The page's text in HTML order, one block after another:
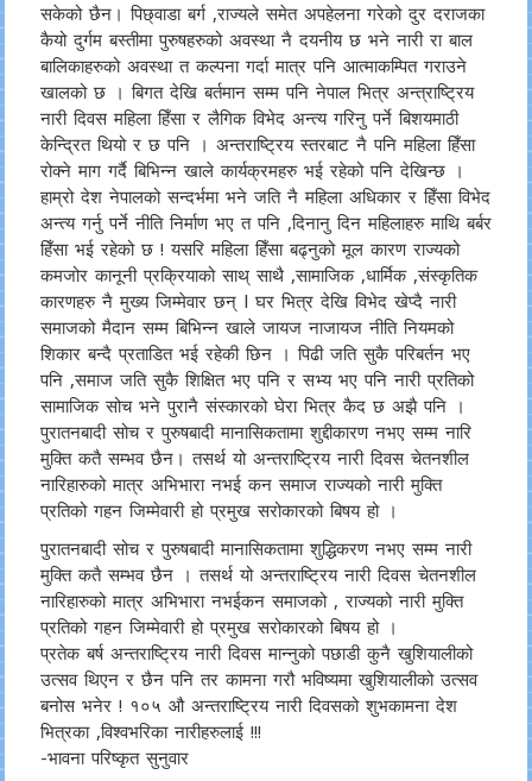
सकेको छैन। पिछ्वाडा बर्ग ,राज्यले समेत अपहेलना गरेको दुर दराजका
कैयो दुर्गम बस्तीमा पुरुषहरुको अवस्था नै दयनीय छ भने नारी रा बाल
बालिकाहरुको अवस्था त कल्पना गर्दा मात्र पनि आत्माकम्पित गराउने
खालको छ । बिगत देखि बर्तमान सम्म पनि नेपाल भित्र अन्त्राष्ट्रिय
नारी दिवस महिला हिँसा र लैगिक विभेद अन्त्य गरिनु पर्ने बिशयमाठी
केन्द्रित थियो र छ पनि । अन्तराष्ट्रिय स्तरबाट नै पनि महिला हिँसा
रोक्ने माग गर्दै बिभिन्न खाले कार्यक्रमहरु भई रहेको पनि देखिन्छ ।
हाम्रो देश नेपालको सन्दर्भमा भने जति नै महिला अधिकार र हिँसा विभेद
अन्त्य गर्नु पर्ने नीति निर्माण भए त पनि ,दिनानु दिन महिलाहरु माथि बर्बर
हिँसा भई रहेको छ ! यसरि महिला हिँसा बढ्नुको मूल कारण राज्यको
कमजोर कानूनी प्रक्रियाको साथ् साथै ,सामाजिक ,धार्मिक ,संस्कृतिक
कारणहरु नै मुख्य जिम्मेवार छन् l घर भित्र देखि विभेद खेप्दै नारी
समाजको मैदान सम्म बिभिन्न खाले जायज नाजायज नीति नियमको
शिकार बन्दै प्रताडित भई रहेकी छिन । पिढी जति सुकै परिबर्तन भए
पनि ,समाज जति सुकै शिक्षित भए पनि र सभ्य भए पनि नारी प्रतिको
सामाजिक सोच भने पुरानै संस्कारको घेरा भित्र कैद छ अझै पनि ।
पुरातनबादी सोच र पुरुषबादी मानासिकतामा शुद्दीकारण नभए सम्म नारि
मुक्ति कतै सम्भव छैन। तसर्थ यो अन्तराष्ट्रिय नारी दिवस चेतनशील
नारिहारुको मात्र अभिभारा नभई कन समाज राज्यको नारी मुक्ति
प्रतिको गहन जिम्मेवारी हो प्रमुख सरोकारको बिषय हो ।
पुरातनबादी सोच र पुरुषबादी मानासिकतामा शुद्धिकरण नभए सम्म नारी
मुक्ति कतै सम्भव छैन । तसर्थ यो अन्तराष्ट्रिय नारी दिवस चेतनशील
नारिहारुको मात्र अभिभारा नभईकन समाजको , राज्यको नारी मुक्ति
प्रतिको गहन जिम्मेवारी हो प्रमुख सरोकारको बिषय हो ।
प्रतेक बर्ष अन्तराष्ट्रिय नारी दिवस मान्नुको पछाडी कुनै खुशियालीको
उत्सव थिएन र छैन पनि तर कामना गरौ भविष्यमा खुशियालीको उत्सव
बनोस भनेर ! १०५ औ अन्तराष्ट्रिय नारी दिवसको शुभकामना देश
भित्रका ,विश्वभरिका नारीहरुलाई !!!
-भावना परिष्कृत सुनुवार